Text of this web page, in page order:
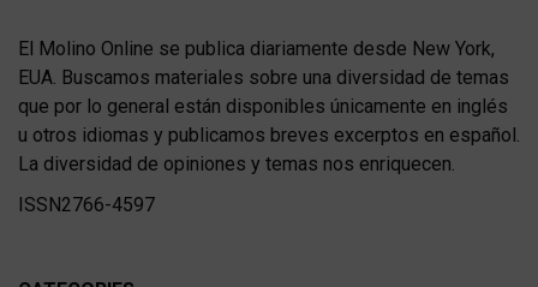
El Molino Online se publica diariamente desde New York,
EUA. Buscamos materiales sobre una diversidad de temas
que por lo general están disponibles únicamente en inglés
u otros idiomas y publicamos breves excerptos en español.
La diversidad de opiniones y temas nos enriquecen.
ISSN2766-4597